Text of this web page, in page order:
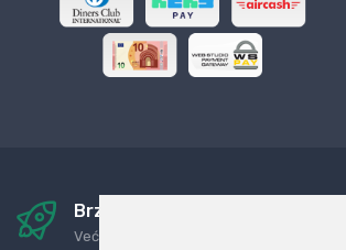
Brza i sigurna dostava
Već za nekoliko dana kod vas